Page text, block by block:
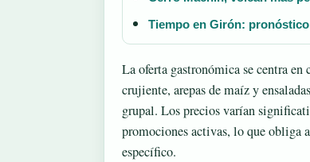
Tiempo en Girón:
La oferta gastronómica se centra
crujiente, arepas de maíz y
grupal. Los precios varían
promociones activas, lo que obliga
específico.